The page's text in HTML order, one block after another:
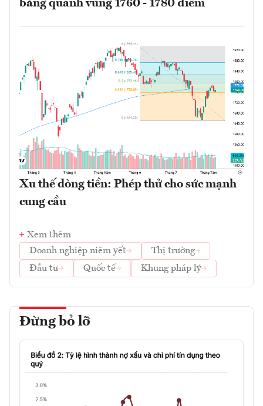
bằng quanh vùng 1760 - 1780 điểm
Xu thế dòng tiền: Phép thử cho sức mạnh
cung cầu
Xem thêm
Doanh nghiệp niêm yết
Thị trường
Đầu tư
Quốc tế Khung pháp lý
Đừng bỏ lỡ